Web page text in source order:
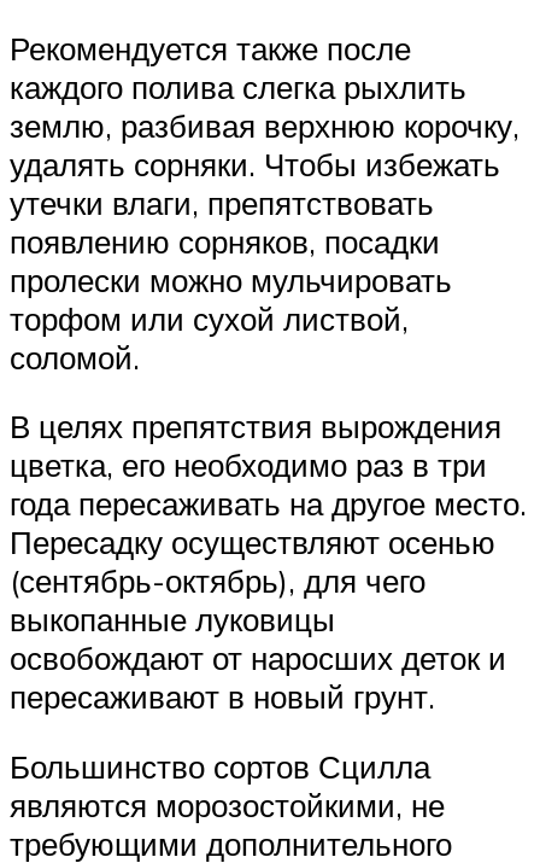
Рекомендуется также после
каждого полива слегка рыхлить
землю, разбивая верхнюю корочку,
удалять сорняки. Чтобы избежать
утечки влаги, препятствовать
появлению сорняков, посадки
пролески можно мульчировать
торфом или сухой листвой,
соломой.
В целях препятствия вырождения
цветка, его необходимо раз в три
года пересаживать на другое место.
Пересадку осуществляют осенью
(сентябрь-октябрь), для чего
выкопанные луковицы
освобождают от наросших деток и
пересаживают в новый грунт.
Большинство сортов Сцилла
являются морозостойкими, не
требующими дополнительного